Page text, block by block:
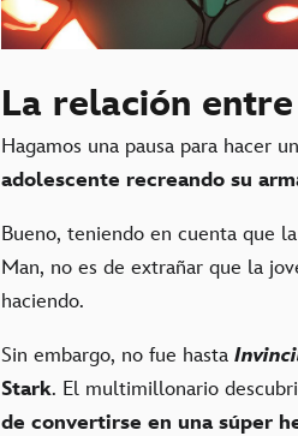
La relación
Hagamos una pausa para hacer
adolescente recreando su
Bueno, teniendo en cuenta que
Man, no es de extrañar que la
haciendo.
Sin embargo, no fue hasta
Stark. El multimillonario
de convertirse en una súper